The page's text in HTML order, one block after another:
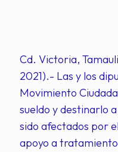
Cd. Victoria,
2021).- Las y los
Movimiento
sueldo y destinarlo
sido afectados por
apoyo a